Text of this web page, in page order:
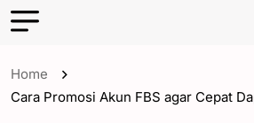
Home
Cara Promosi Akun FBS agar Cepat